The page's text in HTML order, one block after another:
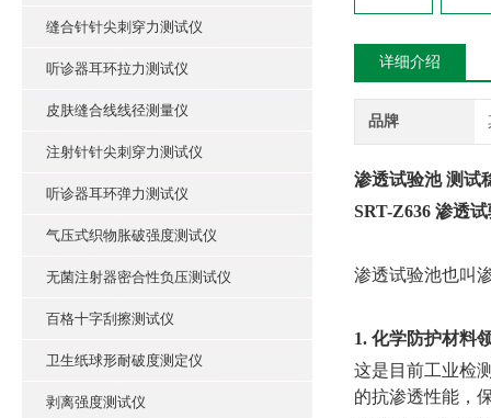
缝合针针尖刺穿力测试仪
听诊器耳环拉力测试仪
皮肤缝合线线径测量仪
注射针针尖刺穿力测试仪
听诊器耳环弹力测试仪
气压式织物胀破强度测试仪
无菌注射器密合性负压测试仪
百格十字刮擦测试仪
卫生纸球形耐破度测定仪
剥离强度测试仪
详细介绍
品牌
渗透试验池‌ 测试
SRT-Z636 渗透
渗透试验池‌也叫
1. 化学防护材料
这是目前工业检
的抗渗透性能，